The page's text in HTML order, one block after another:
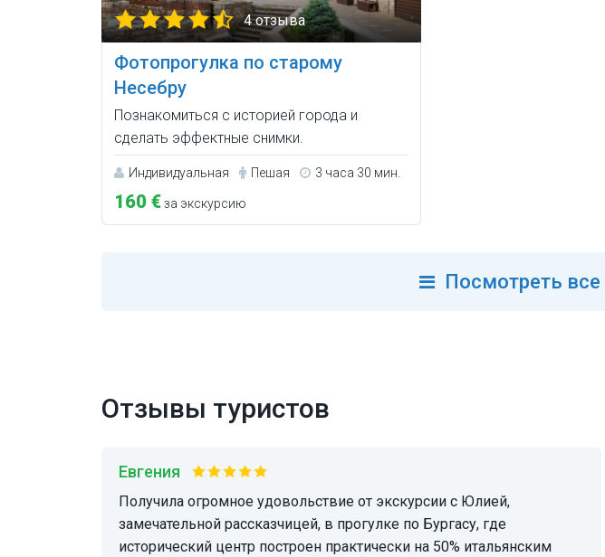
4 отзыва
Фотопрогулка по старому
Несебру
Познакомиться с историей города и
сделать эффектные снимки.
Индивидуальная Пешая 3 часа 30 мин.
160 €за экскурсию
Посмотреть все
Отзывы туристов
Евгения
получила огромное удовольствие от экскурсии с Юлией,
замечательной рассказчицей, в прогулке по Бургасу, где
исторический центр построен практически на 50% итальянским